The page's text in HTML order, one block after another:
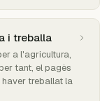
i treballa
a l'agricultura,
tant, el pagès
haver treballat la